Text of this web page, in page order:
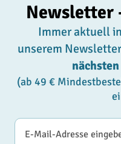
Newsletter
Immer aktuell
unserem
(ab 49 €
E-Mail-Adresse